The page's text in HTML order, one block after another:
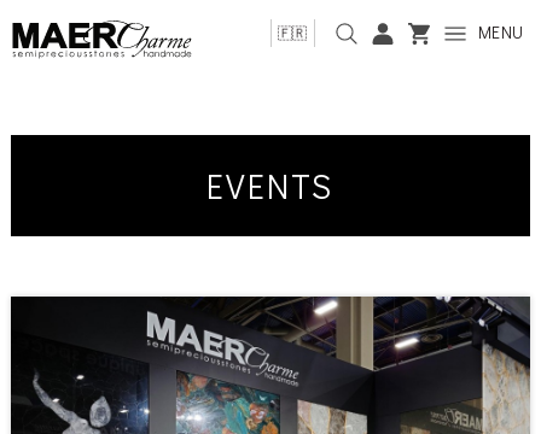
🇫🇷 MENU
EVENTS